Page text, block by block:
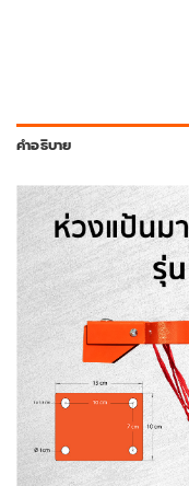
คำอธิบาย